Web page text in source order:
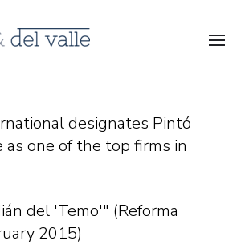
designates Pintó
as one of the top firms in
del 'Temo'" (Reforma
2015)